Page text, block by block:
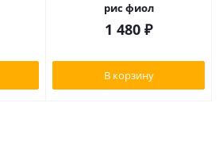
рис фиол
1 480 ₽
В корзину